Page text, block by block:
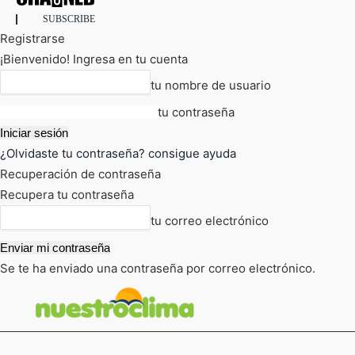
SUBSCRIBE
Registrarse
¡Bienvenido! Ingresa en tu cuenta
tu nombre de usuario
tu contraseña
¿Olvidaste tu contraseña? consigue ayuda
Recuperación de contraseña
Recupera tu contraseña
tu correo electrónico
Se te ha enviado una contraseña por correo electrónico.